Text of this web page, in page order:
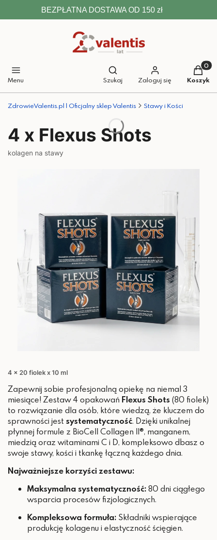
BEZPŁATNA DOSTAWA OD 150 zł
Menu
Otwórz wyszukiwarkę
Szukaj Zaloguj się Koszyk
ZdrowieValentis.pl | Oficjalny sklep Valentis Stawy i Kości
4 x Flexus Shots
kolagen na stawy
4 x 20 fiolek x 10 ml
Zapewnij sobie profesjonalną opiekę na niemal 3
miesiące! Zestaw 4 opakowań Flexus Shots (80 fiolek)
to rozwiązanie dla osób, które wiedzą, że kluczem do
sprawności jest systematyczność. Dzięki unikalnej
płynnej formule z BioCell Collagen II®, manganem,
miedzią oraz witaminami C i D, kompleksowo dbasz o
swoje stawy, kości i tkankę łączną każdego dnia.
Najważniejsze korzyści zestawu:
Maksymalna systematyczność:80 dni ciągłego
wsparcia procesów fizjologicznych.
Kompleksowa formuła: Składniki wspierające
produkcję kolagenu i elastyczność ścięgien.